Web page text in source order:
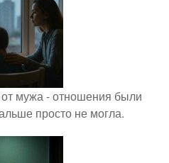
мужа - отношения были
просто не могла.